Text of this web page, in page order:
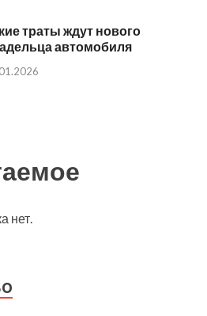
траты ждут нового
автомобиля
нет.